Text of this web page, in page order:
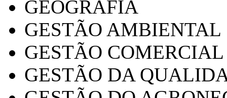
GEOGRAFIA
GESTÃO AMBIENTAL
GESTÃO COMERCIAL
GESTÃO DA